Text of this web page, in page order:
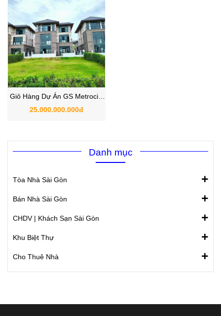
Giỏ Hàng Dự Án GS Metrocity
Zeitgeist Nhà Bè 9/2025
25.000.000.000đ
Danh mục
Tòa Nhà Sài Gòn
Bán Nhà Sài Gòn
CHDV | Khách Sạn Sài Gòn
Khu Biệt Thự
Cho Thuê Nhà